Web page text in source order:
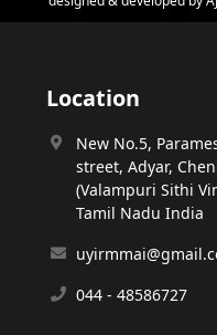
Location
New No.5,
street, Adyar,
(Valampuri Sithi
Tamil Nadu India
044 - 48586727